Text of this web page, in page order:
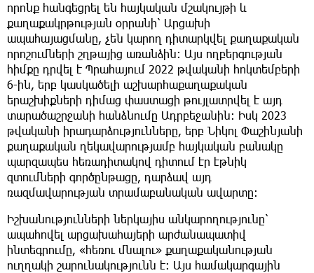
որոնք հանգեցրել են հայկական մշակույթի և
քաղաքակրթության օրրանի՝ Արցախի
ապահայացմանը, չեն կարող դիտարկվել քաղաքական
որոշումների շղթայից առանձին։ Այս ողբերգության
հիմքը դրվել է Պրահայում 2022 թվականի հոկտեմբերի
6-ին, երբ կասկածելի աշխարհաքաղաքական
երաշխիքների դիմաց փաստացի թույլատրվել է այդ
տարածաշրջանի հանձնումը Ադրբեջանին։ Իսկ 2023
թվականի իրադարձությունները, երբ Նիկոլ Փաշինյանի
քաղաքական ղեկավարությամբ հայկական բանակը
պարզապես հեռադիտակով դիտում էր էթնիկ
զտումների գործընթացը, դարձավ այդ
ռազմավարության տրամաբանական ավարտը։
Իշխանությունների ներկայիս անկարողությունը՝
ապահովել արցախահայերի արժանապատիվ
ինտեգրումը, «հեռու մնալու» քաղաքականության
ուղղակի շարունակությունն է։ Այս համակարգային